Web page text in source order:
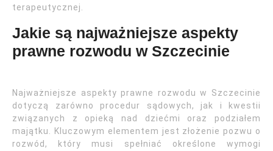
terapeutycznej.
Jakie są najważniejsze aspekty
prawne rozwodu w Szczecinie
Najważniejsze aspekty prawne rozwodu w Szczecinie
dotyczą zarówno procedur sądowych, jak i kwestii
związanych z opieką nad dziećmi oraz podziałem
majątku. Kluczowym elementem jest złożenie pozwu o
rozwód, który musi spełniać określone wymogi